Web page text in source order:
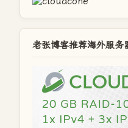
老张博客推荐海外服务